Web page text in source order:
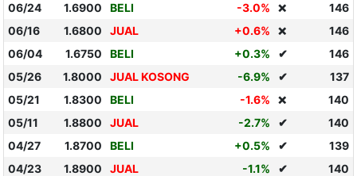
06/24
1.6900 BELI -3.0% ❌
146
06/16
1.6800 JUAL +0.6% ❌
146
06/04
1.6750 BELI +0.3% ✔
146
05/26
1.8000 JUAL KOSONG -6.9% ✔
137
05/21
1.8300 BELI -1.6% ❌
140
05/11
1.8800 JUAL -2.7% ✔
140
04/27
1.8700 BELI +0.5% ✔
139
04/23
1.8900 JUAL -1.1% ✔
140